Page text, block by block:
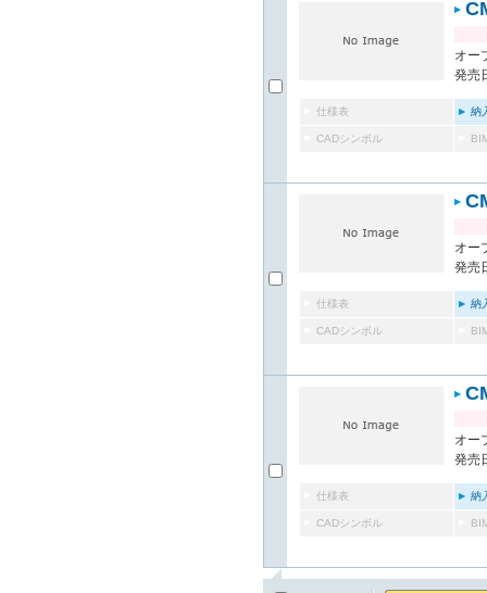
オー
発売
仕様表 納
CADシンボル
オー
発売
仕様表 納
CADシンボル
オー
発売
仕様表 納
CADシンボル